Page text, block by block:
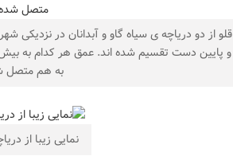
از دو دریاچه ی سیاه گاو و آبدانان در نزدیکی
به هم متصل
نمایی زیبا از